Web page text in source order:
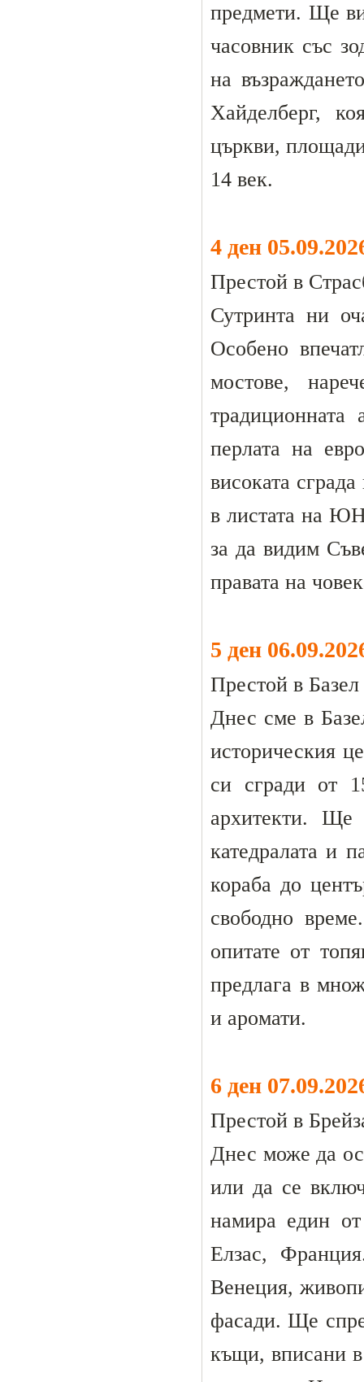
предмети. Ще
часовник със
на
Хайделберг,
църкви,
14 век.
4 ден
Престой в
Сутринта ни
Особено
мостове,
перлата на
високата
в листата на
за да видим
правата на
5 ден
Престой в
Днес сме в
историческия
си сгради от
архитекти. Ще
катедралата и
кораба до
свободно
опитате от
предлага в
и аромати.
6 ден
Престой в
Днес може да
или да се
намира един от
Елзас,
Венеция,
фасади. Ще
къщи, вписани